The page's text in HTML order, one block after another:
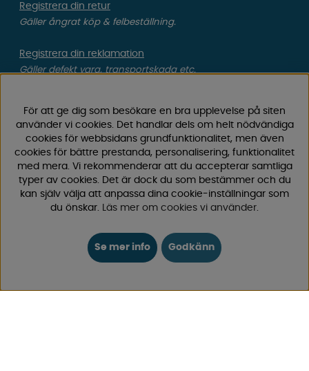
Registrera din retur
Gäller ångrat köp & felbeställning.
Registrera din reklamation
Gäller defekt vara, transportskada etc.
Hitta till vår butik & se öppettider
Campingvaruhuset
Välkommen till Sveriges största utbud av
50 års erfarenhet är vi din självklara partner för allt inom
camping och fritid.
Hos oss hittar du allt från reservdelar till smarta tillbehör
För att ge dig som besökare en bra upplevelse på siten
använder vi cookies. Det handlar dels om helt nödvändiga
cookies för webbsidans grundfunktionalitet, men även
cookies för bättre prestanda, personalisering, funktionalitet
med mera. Vi rekommenderar att du accepterar samtliga
typer av cookies. Det är dock du som bestämmer och du
kan själv välja att anpassa dina cookie-inställningar som
du önskar. Läs mer om cookies vi använder.
Se mer info Godkänn